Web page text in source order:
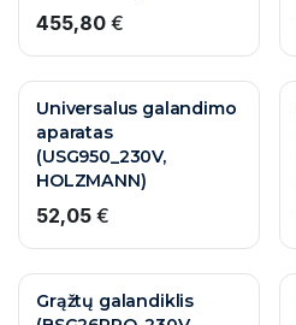
455,80 €
Universalus galandimo
aparatas
(USG950_230V,
HOLZMANN)
52,05 €
Grąžtų galandiklis